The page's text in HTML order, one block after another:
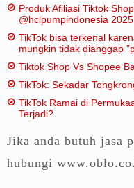
Produk Afiliasi Tiktok
@hclpumpindonesia 2025
TikTok bisa terkenal
mungkin tidak dianggap
Tiktok Shop Vs Shopee
TikTok: Sekadar
TikTok Ramai di
Terjadi?
Jika anda butuh jasa
hubungi